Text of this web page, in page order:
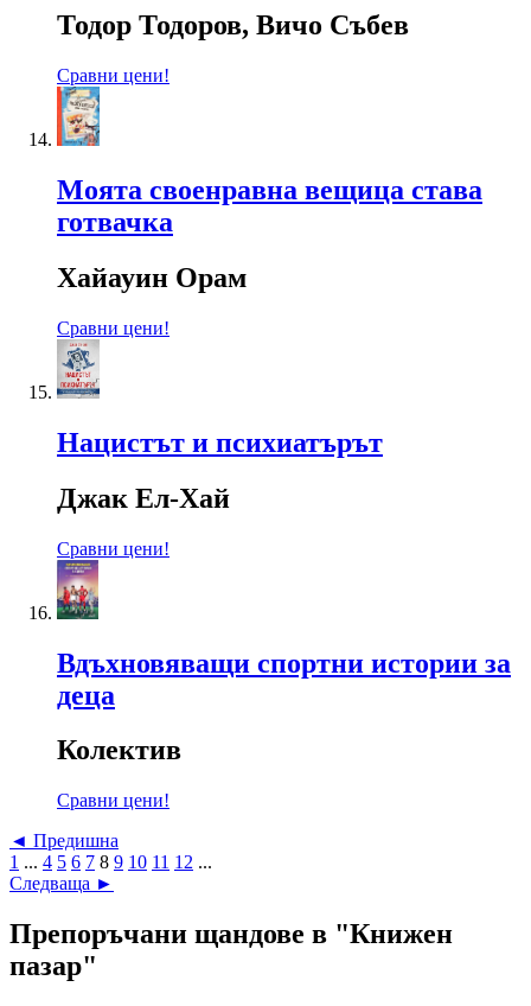
Тодор Тодоров, Вичо Събев
Сравни цени!
Моята своенравна вещица става
готвачка
Хайауин Орам
Сравни цени!
Нацистът и психиатърът
Джак Ел-Хай
Сравни цени!
Вдъхновяващи спортни истории за
деца
Колектив
Сравни цени!
◄ Предишна
1 ... 4 5 6 7 8 9 10 11 12 ...
Следваща ►
Препоръчани щандове в "Книжен
пазар"